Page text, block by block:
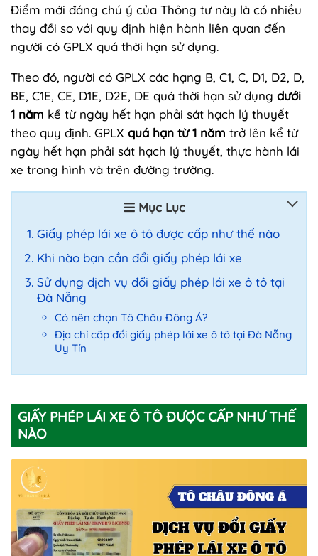
Điểm mới đáng chú ý của Thông tư này là có nhiều
thay đổi so với quy định hiện hành liên quan đến
người có GPLX quá thời hạn sử dụng.
Theo đó, người có GPLX các hạng B, C1, C, D1, D2, D,
BE, C1E, CE, D1E, D2E, DE quá thời hạn sử dụng dưới
1 năm kể từ ngày hết hạn phải sát hạch lý thuyết
theo quy định. GPLX quá hạn từ 1 năm trở lên kể từ
ngày hết hạn phải sát hạch lý thuyết, thực hành lái
xe trong hình và trên đường trường.
Mục Lục
Giấy phép lái xe ô tô được cấp như thế nào
Khi nào bạn cần đổi giấy phép lái xe
Sử dụng dịch vụ đổi giấy phép lái xe ô tô tại
Đà Nẵng
Có nên chọn Tô Châu Đông Á?
Địa chỉ cấp đổi giấy phép lái xe ô tô tại Đà Nẵng
Uy Tín
GIẤY PHÉP LÁI XE Ô TÔ ĐƯỢC CẤP NHƯ THẾ
NÀO